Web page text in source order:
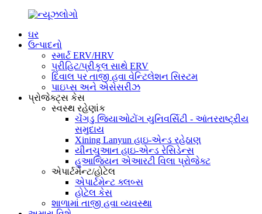
ઘર
ઉત્પાદનો
સ્માર્ટ ERV/HRV
પ્રીહિટ/પ્રીકૂલ સાથે ERV
દિવાલ પર તાજી હવા વેન્ટિલેશન સિસ્ટમ
પાઇપ્સ અને એસેસરીઝ
પ્રોજેક્ટ્સ કેસ
સ્વસ્થ રહેણાંક
ચેંગડુ જિયાઓટોંગ યુનિવર્સિટી - આંતરરાષ્ટ્રીય
સમુદાય
Xining Lanyun હાઇ-એન્ડ રહેઠાણ
યીનચુઆન હાઇ-એન્ડ રેસિડેન્સ
હુઆજિયન એઆરટી વિલા પ્રોજેક્ટ
એપાર્ટમેન્ટ/હોટેલ
એપાર્ટમેન્ટ ક્લબ્સ
હોટેલ કેસ
શાળામાં તાજી હવા વ્યવસ્થા